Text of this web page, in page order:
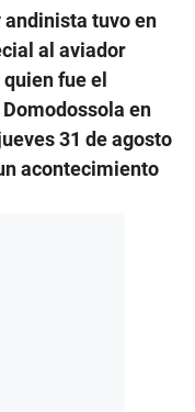
andinista tuvo en
al aviador
fue el
en
31 de agosto
acontecimiento